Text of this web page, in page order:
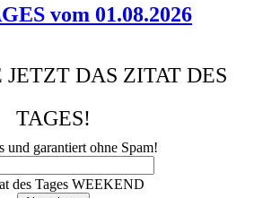
vom 01.08.2026
DAS ZITAT DES
TAGES!
und garantiert ohne Spam!
des Tages WEEKEND